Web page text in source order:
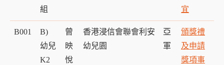
組
宜
B001
B)
幼兒
K2
曾
映
悅
香港浸信會聯會利安
幼兒園
亞
軍
頒獎禮
及申請
獎項事